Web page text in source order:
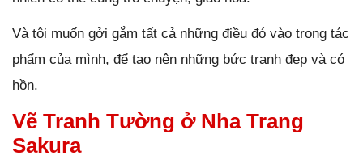
Và tôi muốn gởi gắm tất cả những điều đó vào trong tác
phẩm của mình, để tạo nên những bức tranh đẹp và có
hồn.
Vẽ Tranh Tường ở Nha Trang
Sakura